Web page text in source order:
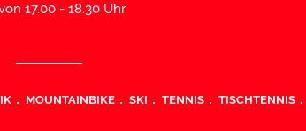
17.00 - 18.30 Uhr
MOUNTAINBIKE SKI TENNIS TISCHTENNIS